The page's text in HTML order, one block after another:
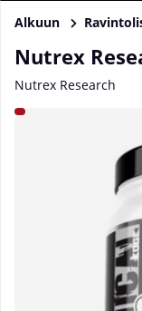
Alkuun
Nutrex
Nutrex Research
Tuotekuvat Nutrex